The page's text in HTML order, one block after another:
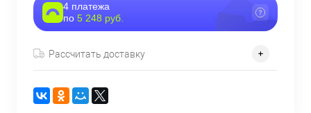
4 платежа
по 5 248 руб.
Рассчитать доставку